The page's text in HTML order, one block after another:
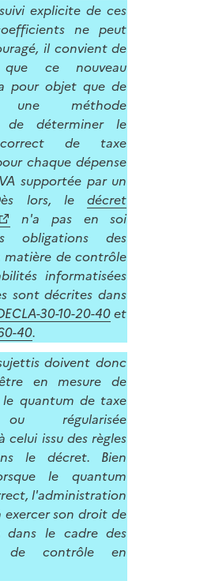
explicite de ces
ne peut
il convient de
que ce nouveau
pour objet que de
une méthode
de déterminer le
de taxe
chaque dépense
supportée par un
lors, ledécret
n'a pas en soi
obligations des
matière de contrôle
informatisées
sont décrites dans
30-10-20-40et
40.
doivent donc
en mesure de
quantum de taxe
régularisée
celui issu des règles
le décret. Bien
le quantum
l'administration
exercer son droit de
dans le cadre des
de contrôle en